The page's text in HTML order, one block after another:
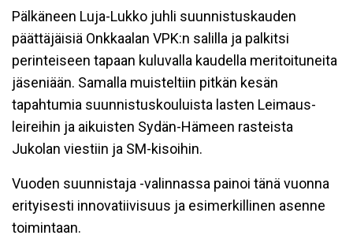
Pälkäneen Luja-Lukko juhli suunnistuskauden
päättäjäisiä Onkkaalan VPK:n salilla ja palkitsi
perinteiseen tapaan kuluvalla kaudella meritoituneita
jäseniään. Samalla muisteltiin pitkän kesän
tapahtumia suunnistuskouluista lasten Leimaus-
leireihin ja aikuisten Sydän-Hämeen rasteista
Jukolan viestiin ja SM-kisoihin.
Vuoden suunnistaja -valinnassa painoi tänä vuonna
erityisesti innovatiivisuus ja esimerkillinen asenne
toimintaan.